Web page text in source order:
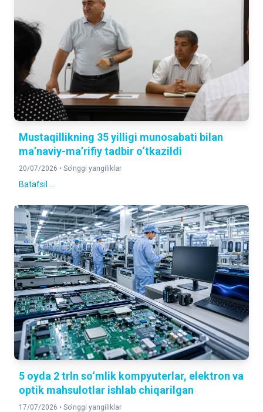
Mustaqillikning 35 yilligi munosabati bilan
ma’naviy-ma’rifiy tadbir o‘tkazildi
20/07/2026 • So'nggi yangiliklar
Batafsil ...
5 oyda 2 trln so‘mlik kompyuterlar, elektron va
optik mahsulotlar ishlab chiqarilgan
17/07/2026 • So'nggi yangiliklar